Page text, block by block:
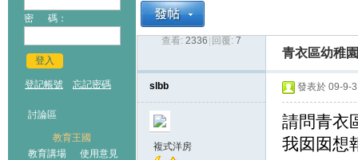
密 碼：
登入
登記帳號 忘記密碼
討論區
教育王國
教育講場
使用意見
›
查看: 2336 回覆: 7
青衣區幼稚
slbb
複式洋房
發表於 09-9-
請問青衣
我囡囡想